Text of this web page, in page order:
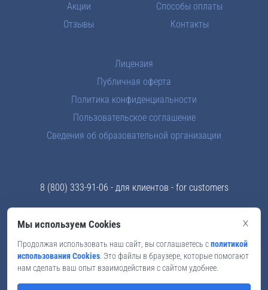
Акции
Отзывы
Способы оплаты
Контакты
Лицензия
Публичная оферта
Политика конфиденциальности
Пользовательское соглашение
Сведения об образовательной организации
8 (800) 333-91-06 - для клиентов - for customers
Мы в соцсетях
×
Мы используем Cookies
Продолжая использовать наш сайт, вы соглашаетесь сполитикой
использования Cookies . Это файлы в браузере, которые помогают
нам сделать ваш опыт взаимодействия с сайтом удобнее.